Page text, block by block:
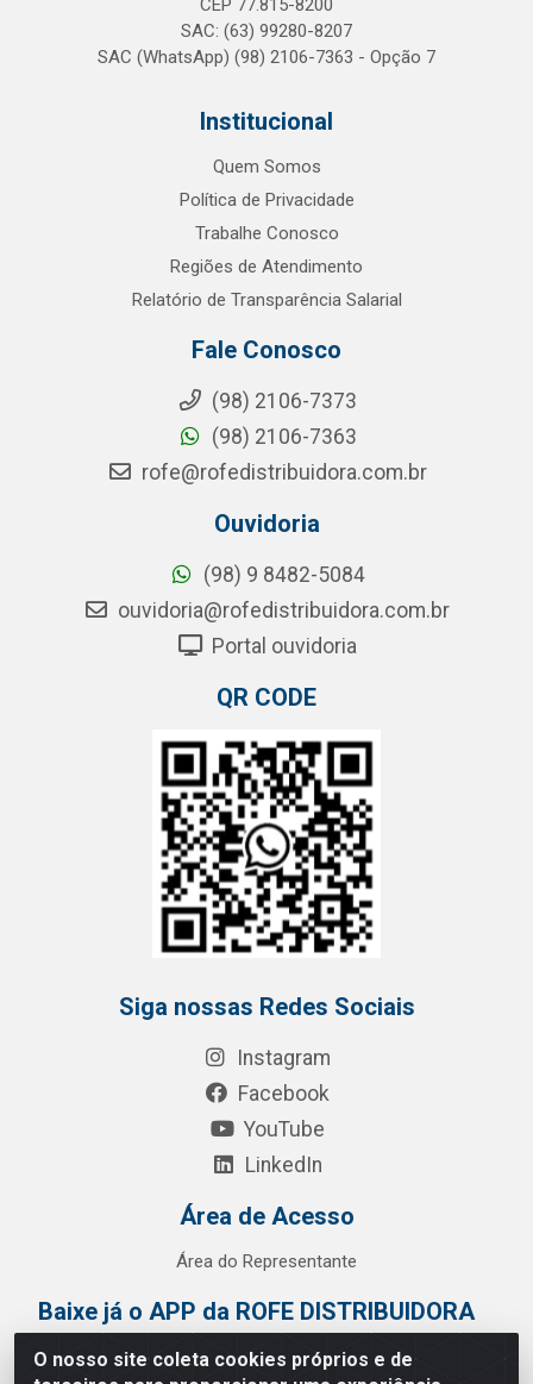
O nosso site coleta cookies próprios e de
CEP 77.815-8200
SAC: (63) 99280-8207
SAC (WhatsApp) (98) 2106-7363 - Opção 7
Institucional
Quem Somos
Política de Privacidade
Trabalhe Conosco
Regiões de Atendimento
Relatório de Transparência Salarial
Fale Conosco
(98) 2106-7373
(98) 2106-7363
rofe@rofedistribuidora.com.br
Ouvidoria
(98) 9 8482-5084
ouvidoria@rofedistribuidora.com.br
Portal ouvidoria
QR CODE
Siga nossas Redes Sociais
Instagram
Facebook
YouTube
LinkedIn
Área de Acesso
Área do Representante
Baixe já o APP da ROFE DISTRIBUIDORA